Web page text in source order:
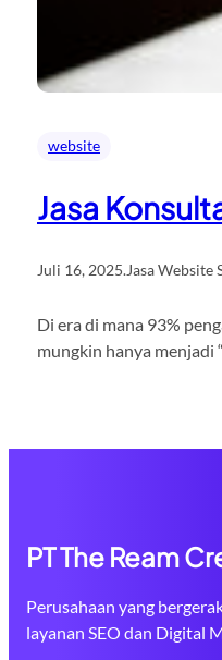
website
Jasa
Juli 16, 2025.Jasa Website
Di era di mana 93%
mungkin hanya menjadi
PT The Ream
Perusahaan yang
layanan SEO dan Digital